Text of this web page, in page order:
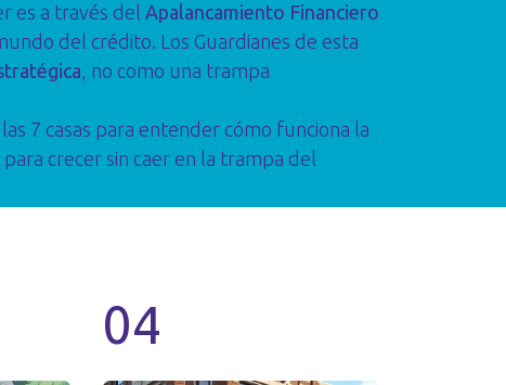
es a través del Apalancamiento Financiero
del crédito. Los Guardianes de esta
, no como una trampa
7 casas para entender cómo funciona la
crecer sin caer en la trampa del
04